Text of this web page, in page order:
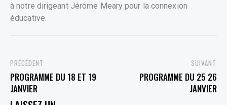
à notre dirigeant Jérôme Meary pour la connexion
éducative.
PREVIOUS
PROGRAMME DU 18 ET 19
JANVIER
NEXT
PROGRAMME DU 25 26
JANVIER